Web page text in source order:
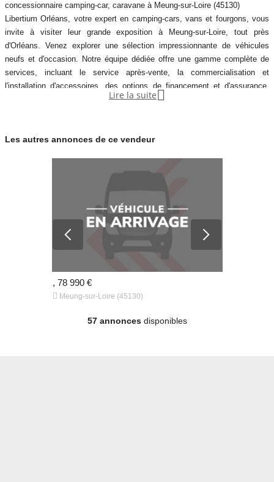
concessionnaire camping-car, caravane à Meung-sur-Loire (45130)
Libertium Orléans, votre expert en camping-cars, vans et fourgons, vous
invite à visiter leur grande exposition à Meung-sur-Loire, tout près
d'Orléans. Venez explorer une sélection impressionnante de véhicules
neufs et d'occasion. Notre équipe dédiée offre une gamme complète de
services, incluant le service après-vente, la commercialisation et
l'installation d'accessoires, des options de financement et d'assurance,
ainsi que des possibilités de location. Faites confiance à nos
Lire la suite 
Les autres annonces de ce vendeur
, 78 990 €
 Meung-sur-Loire (45130)
57 annoncesdisponibles